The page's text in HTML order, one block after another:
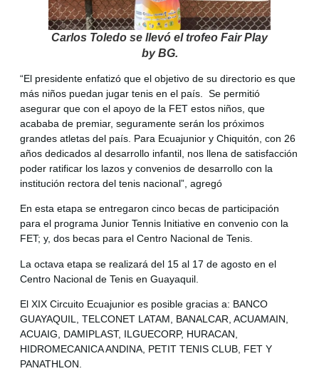
Carlos Toledo se llevó el trofeo Fair Play
by BG.
“El presidente enfatizó que el objetivo de su directorio es que
más niños puedan jugar tenis en el país. Se permitió
asegurar que con el apoyo de la FET estos niños, que
acababa de premiar, seguramente serán los próximos
grandes atletas del país. Para Ecuajunior y Chiquitón, con 26
años dedicados al desarrollo infantil, nos llena de satisfacción
poder ratificar los lazos y convenios de desarrollo con la
institución rectora del tenis nacional”, agregó
En esta etapa se entregaron cinco becas de participación
para el programa Junior Tennis Initiative en convenio con la
FET; y, dos becas para el Centro Nacional de Tenis.
La octava etapa se realizará del 15 al 17 de agosto en el
Centro Nacional de Tenis en Guayaquil.
El XIX Circuito Ecuajunior es posible gracias a: BANCO
GUAYAQUIL, TELCONET LATAM, BANALCAR, ACUAMAIN,
ACUAIG, DAMIPLAST, ILGUECORP, HURACAN,
HIDROMECANICA ANDINA, PETIT TENIS CLUB, FET Y
PANATHLON.